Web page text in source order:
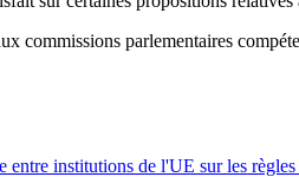
commissions parlementaires
entre institutions de l'UE sur les